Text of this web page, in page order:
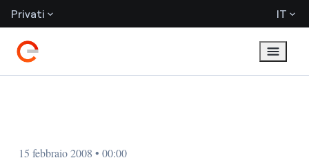
Privati IT
15 febbraio 2008 • 00:00